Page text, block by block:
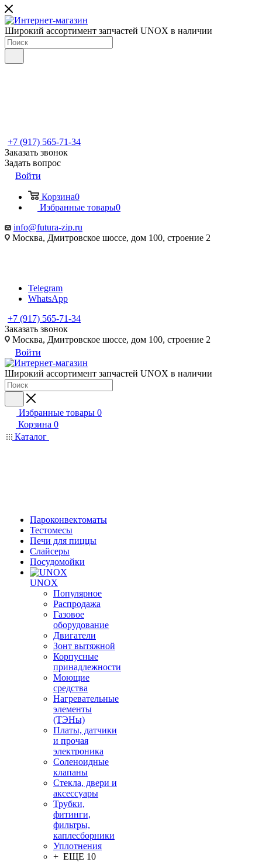
Широкий ассортимент запчастей UNOX в наличии
+7 (917) 565-71-34
Заказать звонок
Задать вопрос
Войти
Корзина0
Избранные товары0
info@futura-zip.ru
Москва, Дмитровское шоссе, дом 100, строение 2
Telegram
WhatsApp
+7 (917) 565-71-34
Заказать звонок
Москва, Дмитровское шоссе, дом 100, строение 2
Войти
Широкий ассортимент запчастей UNOX в наличии
Избранные товары 0
Корзина 0
Каталог
Пароконвектоматы
Тестомесы
Печи для пиццы
Слайсеры
Посудомойки
UNOX
Популярное
Распродажа
Газовое
оборудование
Двигатели
Зонт вытяжной
Корпусные
принадлежности
Моющие
средства
Нагревательные
элементы
(ТЭНы)
Платы, датчики
и прочая
электроника
Соленоидные
клапаны
Стекла, двери и
аксессуары
Трубки,
фитинги,
фильтры,
каплесборники
Уплотнения
+ ЕЩЕ 10